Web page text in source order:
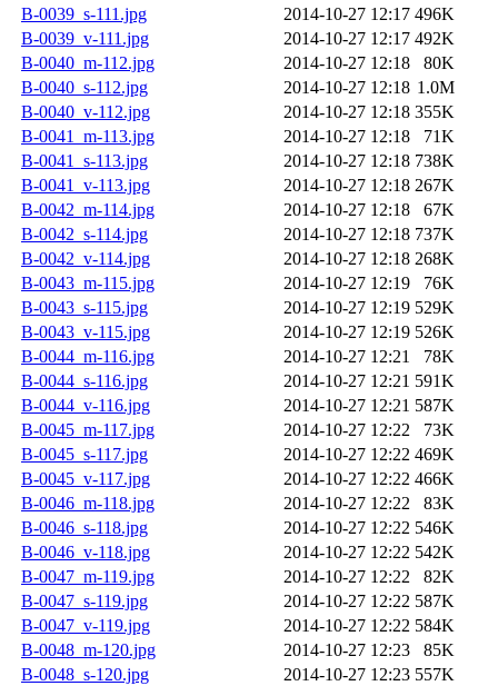
B-0039_s-111.jpg
2014-10-27 12:17 496K
B-0039_v-111.jpg
2014-10-27 12:17 492K
B-0040_m-112.jpg
2014-10-27 12:18
80K
B-0040_s-112.jpg
2014-10-27 12:18 1.0M
B-0040_v-112.jpg
2014-10-27 12:18 355K
B-0041_m-113.jpg
2014-10-27 12:18
71K
B-0041_s-113.jpg
2014-10-27 12:18 738K
B-0041_v-113.jpg
2014-10-27 12:18 267K
B-0042_m-114.jpg
2014-10-27 12:18
67K
B-0042_s-114.jpg
2014-10-27 12:18 737K
B-0042_v-114.jpg
2014-10-27 12:18 268K
B-0043_m-115.jpg
2014-10-27 12:19
76K
B-0043_s-115.jpg
2014-10-27 12:19 529K
B-0043_v-115.jpg
2014-10-27 12:19 526K
B-0044_m-116.jpg
2014-10-27 12:21
78K
B-0044_s-116.jpg
2014-10-27 12:21 591K
B-0044_v-116.jpg
2014-10-27 12:21 587K
B-0045_m-117.jpg
2014-10-27 12:22
73K
B-0045_s-117.jpg
2014-10-27 12:22 469K
B-0045_v-117.jpg
2014-10-27 12:22 466K
B-0046_m-118.jpg
2014-10-27 12:22
83K
B-0046_s-118.jpg
2014-10-27 12:22 546K
B-0046_v-118.jpg
2014-10-27 12:22 542K
B-0047_m-119.jpg
2014-10-27 12:22
82K
B-0047_s-119.jpg
2014-10-27 12:22 587K
B-0047_v-119.jpg
2014-10-27 12:22 584K
B-0048_m-120.jpg
2014-10-27 12:23
85K
B-0048_s-120.jpg
2014-10-27 12:23 557K